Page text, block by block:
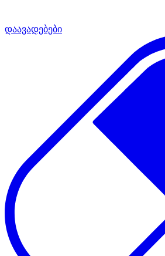
დაავადებები